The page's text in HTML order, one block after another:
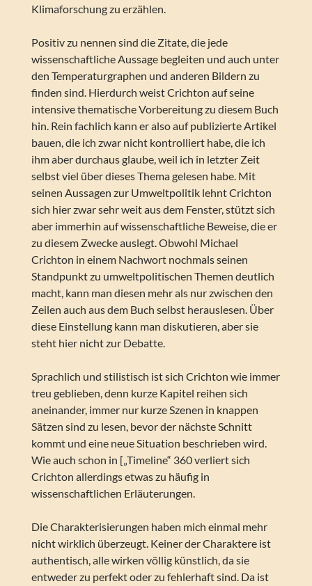
Klimaforschung zu erzählen.
Positiv zu nennen sind die Zitate, die jede
wissenschaftliche Aussage begleiten und auch unter
den Temperaturgraphen und anderen Bildern zu
finden sind. Hierdurch weist Crichton auf seine
intensive thematische Vorbereitung zu diesem Buch
hin. Rein fachlich kann er also auf publizierte Artikel
bauen, die ich zwar nicht kontrolliert habe, die ich
ihm aber durchaus glaube, weil ich in letzter Zeit
selbst viel über dieses Thema gelesen habe. Mit
seinen Aussagen zur Umweltpolitik lehnt Crichton
sich hier zwar sehr weit aus dem Fenster, stützt sich
aber immerhin auf wissenschaftliche Beweise, die er
zu diesem Zwecke auslegt. Obwohl Michael
Crichton in einem Nachwort nochmals seinen
Standpunkt zu umweltpolitischen Themen deutlich
macht, kann man diesen mehr als nur zwischen den
Zeilen auch aus dem Buch selbst herauslesen. Über
diese Einstellung kann man diskutieren, aber sie
steht hier nicht zur Debatte.
Sprachlich und stilistisch ist sich Crichton wie immer
treu geblieben, denn kurze Kapitel reihen sich
aneinander, immer nur kurze Szenen in knappen
Sätzen sind zu lesen, bevor der nächste Schnitt
kommt und eine neue Situation beschrieben wird.
Wie auch schon in [„Timeline“ 360 verliert sich
Crichton allerdings etwas zu häufig in
wissenschaftlichen Erläuterungen.
Die Charakterisierungen haben mich einmal mehr
nicht wirklich überzeugt. Keiner der Charaktere ist
authentisch, alle wirken völlig künstlich, da sie
entweder zu perfekt oder zu fehlerhaft sind. Da ist